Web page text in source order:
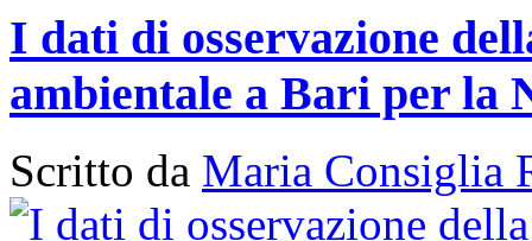
I dati di osservazione
ambientale a Bari per la
Scritto da Maria Consiglia